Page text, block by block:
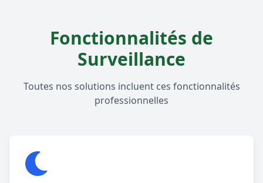
Fonctionnalités de
Surveillance
Toutes nos solutions incluent ces fonctionnalités
professionnelles